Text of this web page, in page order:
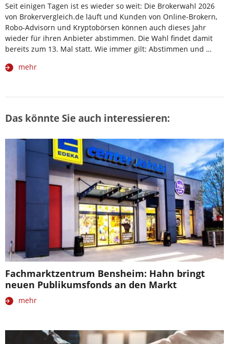
Seit einigen Tagen ist es wieder so weit: Die Brokerwahl 2026
von Brokervergleich.de läuft und Kunden von Online-Brokern,
Robo-Advisorn und Kryptobörsen können auch dieses Jahr
wieder für ihren Anbieter abstimmen. Die Wahl findet damit
bereits zum 13. Mal statt. Wie immer gilt: Abstimmen und …
mehr
Das könnte Sie auch interessieren:
Fachmarktzentrum Bensheim: Hahn bringt
neuen Publikumsfonds an den Markt
mehr